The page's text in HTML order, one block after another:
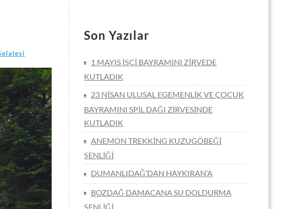
Son Yazılar
1 MAYIS İŞÇİ BAYRAMINI ZİRVEDE
KUTLADIK
23 NİSAN ULUSAL EGEMENLİK VE ÇOCUK
BAYRAMINI SPİL DAĞI ZİRVESİNDE
KUTLADIK
ANEMON TREKKİNG KUZUGÖBEĞİ
ŞENLİĞİ
DUMANLIDAĞ’DAN HAYKIRAN’A
BOZDAĞ DAMACANA SU DOLDURMA
ŞENLİĞİ